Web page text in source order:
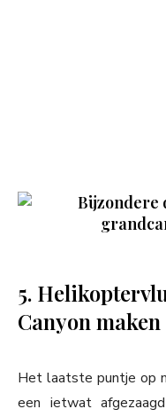
5.
Canyon maken
Het laatste puntje op
een ietwat